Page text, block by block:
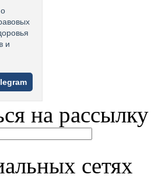
и
на рассылку
сетях